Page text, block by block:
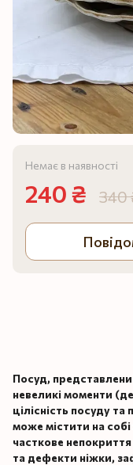
Немає в наявності
240 ₴ 340
Посуд,
невеликі моменти
цілісність посуду
може містити на собі
часткове
та дефекти ніжки,